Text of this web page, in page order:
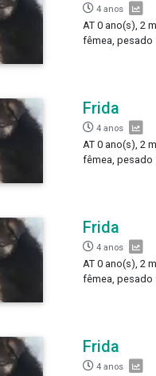
4 anos
AT 0 ano(s), 2
fêmea, pesado
Frida
4 anos
AT 0 ano(s), 2
fêmea, pesado
Frida
4 anos
AT 0 ano(s), 2
fêmea, pesado
Frida
4 anos